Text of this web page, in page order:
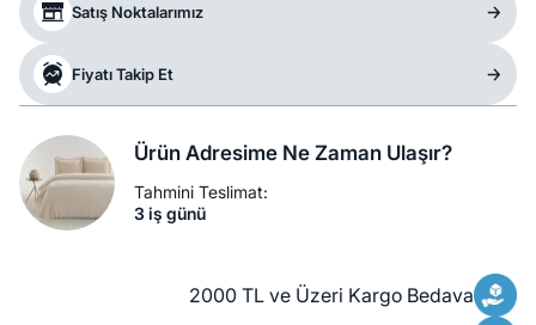
Satış Noktalarımız
Fiyatı Takip Et
Ürün Adresime Ne Zaman Ulaşır?
Tahmini Teslimat:
3 iş günü
2000 TL ve Üzeri Kargo Bedava